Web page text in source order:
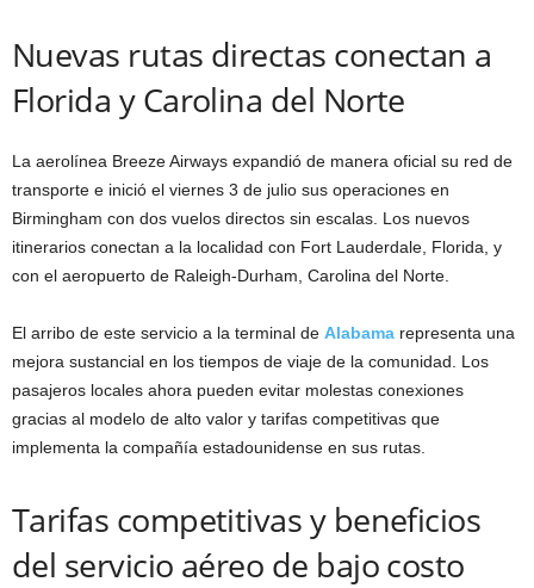
Nuevas rutas directas conectan a
Florida y Carolina del Norte
La aerolínea Breeze Airways expandió de manera oficial su red de
transporte e inició el viernes 3 de julio sus operaciones en
Birmingham con dos vuelos directos sin escalas. Los nuevos
itinerarios conectan a la localidad con Fort Lauderdale, Florida, y
con el aeropuerto de Raleigh-Durham, Carolina del Norte.
El arribo de este servicio a la terminal de Alabama representa una
mejora sustancial en los tiempos de viaje de la comunidad. Los
pasajeros locales ahora pueden evitar molestas conexiones
gracias al modelo de alto valor y tarifas competitivas que
implementa la compañía estadounidense en sus rutas.
Tarifas competitivas y beneficios
del servicio aéreo de bajo costo